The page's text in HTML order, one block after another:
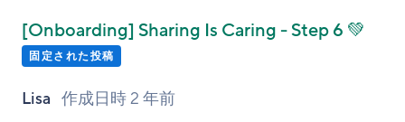
[Onboarding]Sharing Is Caring - Step 6 💚
固定された投稿
Lisa 作成日時2 年前